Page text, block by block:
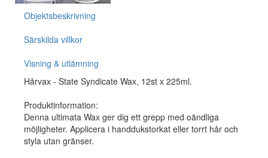
Objektsbeskrivning
Särskilda villkor
Visning & utlämning
Hårvax - State Syndicate Wax, 12st x 225ml.
Produktinformation:
Denna ultimata Wax ger dig ett grepp med oändliga
möjligheter. Applicera i handdukstorkat eller torrt hår och
styla utan gränser.